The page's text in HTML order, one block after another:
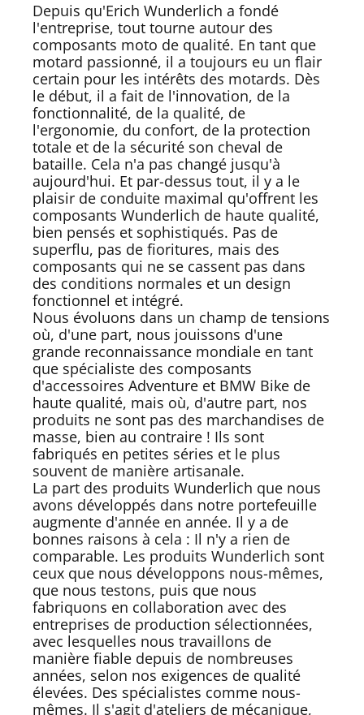
Depuis qu'Erich Wunderlich a fondé
l'entreprise, tout tourne autour des
composants moto de qualité. En tant que
motard passionné, il a toujours eu un flair
certain pour les intérêts des motards. Dès
le début, il a fait de l'innovation, de la
fonctionnalité, de la qualité, de
l'ergonomie, du confort, de la protection
totale et de la sécurité son cheval de
bataille. Cela n'a pas changé jusqu'à
aujourd'hui. Et par-dessus tout, il y a le
plaisir de conduite maximal qu'offrent les
composants Wunderlich de haute qualité,
bien pensés et sophistiqués. Pas de
superflu, pas de fioritures, mais des
composants qui ne se cassent pas dans
des conditions normales et un design
fonctionnel et intégré.
Nous évoluons dans un champ de tensions
où, d'une part, nous jouissons d'une
grande reconnaissance mondiale en tant
que spécialiste des composants
d'accessoires Adventure et BMW Bike de
haute qualité, mais où, d'autre part, nos
produits ne sont pas des marchandises de
masse, bien au contraire ! Ils sont
fabriqués en petites séries et le plus
souvent de manière artisanale.
La part des produits Wunderlich que nous
avons développés dans notre portefeuille
augmente d'année en année. Il y a de
bonnes raisons à cela : Il n'y a rien de
comparable. Les produits Wunderlich sont
ceux que nous développons nous-mêmes,
que nous testons, puis que nous
fabriquons en collaboration avec des
entreprises de production sélectionnées,
avec lesquelles nous travaillons de
manière fiable depuis de nombreuses
années, selon nos exigences de qualité
élevées. Des spécialistes comme nous-
mêmes. Il s'agit d'ateliers de mécanique,